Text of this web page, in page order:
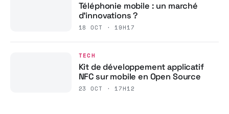
Téléphonie mobile : un marché
d’innovations ?
18 OCT · 19H17
TECH
Kit de développement applicatif
NFC sur mobile en Open Source
23 OCT · 17H12